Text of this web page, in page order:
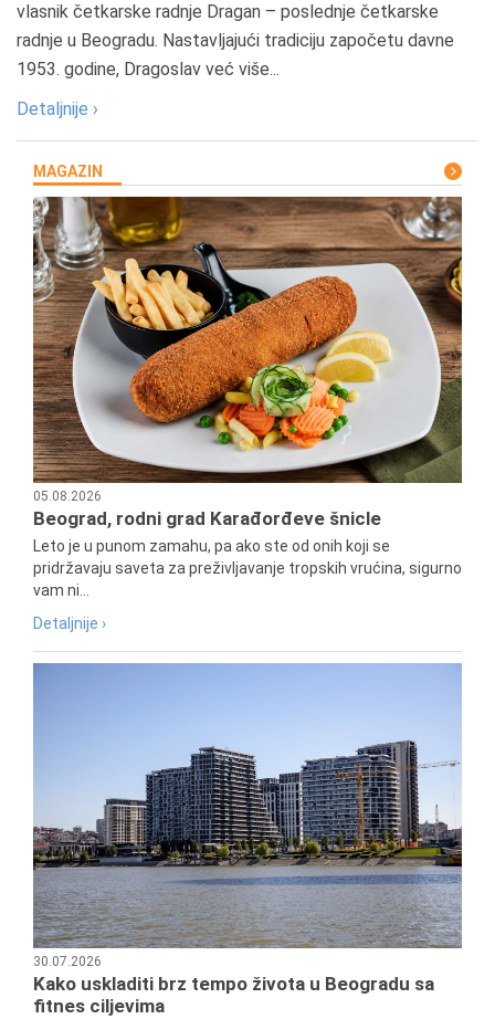
vlasnik četkarske radnje Dragan – poslednje četkarske
radnje u Beogradu. Nastavljajući tradiciju započetu davne
1953. godine, Dragoslav već više...
Detaljnije ›
MAGAZIN
05.08.2026
Beograd, rodni grad Karađorđeve šnicle
Leto je u punom zamahu, pa ako ste od onih koji se
pridržavaju saveta za preživljavanje tropskih vrućina, sigurno
vam ni...
Detaljnije ›
30.07.2026
Kako uskladiti brz tempo života u Beogradu sa
fitnes ciljevima